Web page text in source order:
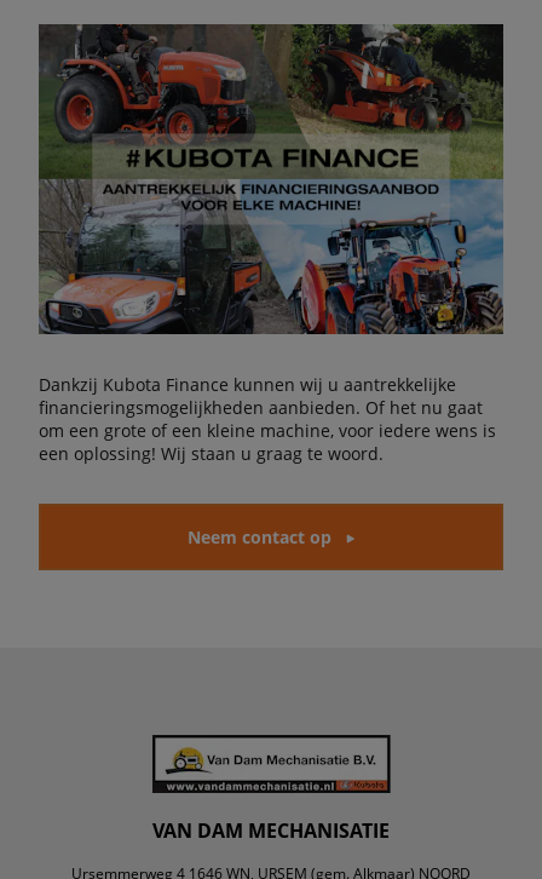
Dankzij Kubota Finance kunnen wij u aantrekkelijke
financieringsmogelijkheden aanbieden. Of het nu gaat
om een grote of een kleine machine, voor iedere wens is
een oplossing! Wij staan u graag te woord.
Neem contact op
VAN DAM MECHANISATIE
Ursemmerweg 4 1646 WN, URSEM (gem. Alkmaar) NOORD